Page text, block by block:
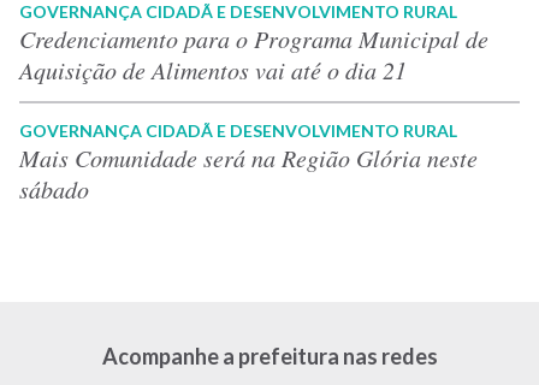
GOVERNANÇA CIDADÃ E DESENVOLVIMENTO RURAL
Credenciamento para o Programa Municipal de
Aquisição de Alimentos vai até o dia 21
GOVERNANÇA CIDADÃ E DESENVOLVIMENTO RURAL
Mais Comunidade será na Região Glória neste
sábado
Acompanhe a prefeitura nas redes